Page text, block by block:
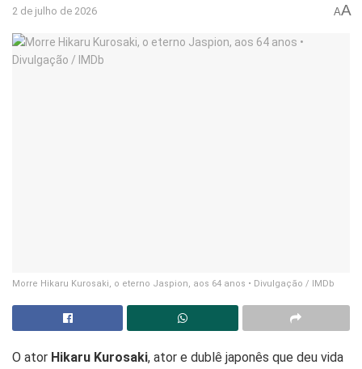
2 de julho de 2026 AA
Morre Hikaru Kurosaki, o eterno Jaspion, aos 64 anos • Divulgação / IMDb
O ator Hikaru Kurosaki, ator e dublê japonês que deu vida